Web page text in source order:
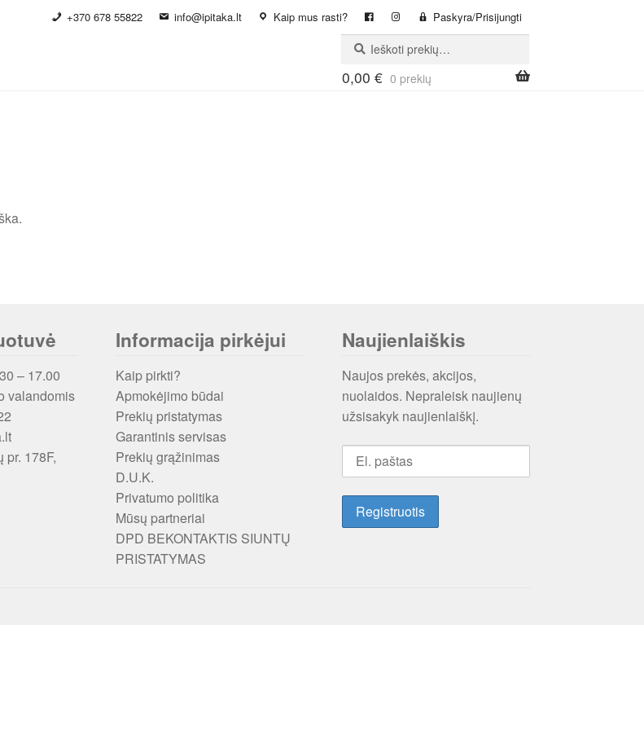
Paskyra/Prisijungti
Kaip mus rasti?
info@ipitaka.lt
+370 678 55822
Ieškoti:
Ieškoti
0,00 € 0 prekių
– 17.00
valandomis
pr. 178F,
Informacija pirkėjui
Kaip pirkti?
Apmokėjimo būdai
Prekių pristatymas
Garantinis servisas
Prekių grąžinimas
D.U.K.
Privatumo politika
Mūsų partneriai
DPD BEKONTAKTIS SIUNTŲ
PRISTATYMAS
Naujienlaiškis
Naujos prekės, akcijos,
nuolaidos. Nepraleisk naujienų
užsisakyk naujienlaiškį.